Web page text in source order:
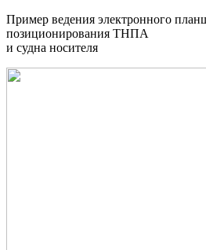
Пример ведения электронного
позиционирования ТНПА
и судна носителя